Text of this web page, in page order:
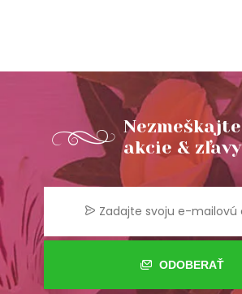
Nezmeškajte
akcie & zľavy
ODOBERAŤ